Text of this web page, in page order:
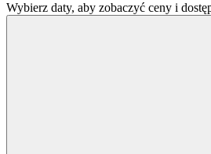
Wybierz daty, aby zobaczyć ceny i